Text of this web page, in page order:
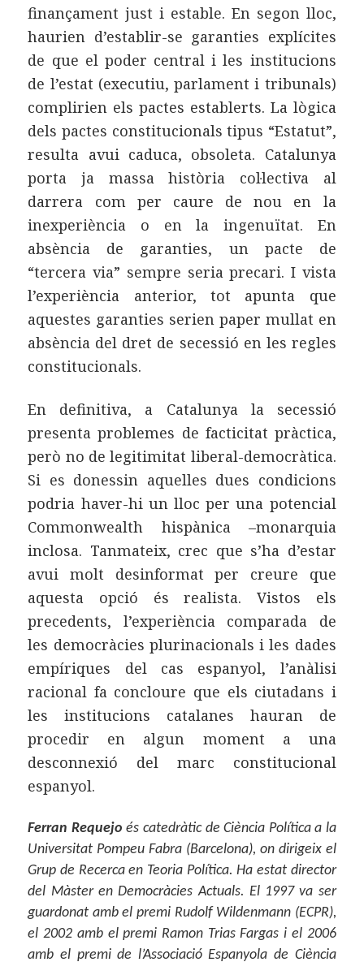
finançament just i estable. En segon lloc,
haurien d’establir-se garanties explícites
de que el poder central i les institucions
de l’estat (executiu, parlament i tribunals)
complirien els pactes establerts. La lògica
dels pactes constitucionals tipus “Estatut”,
resulta avui caduca, obsoleta. Catalunya
porta ja massa història col·lectiva al
darrera com per caure de nou en la
inexperiència o en la ingenuïtat. En
absència de garanties, un pacte de
“tercera via” sempre seria precari. I vista
l’experiència anterior, tot apunta que
aquestes garanties serien paper mullat en
absència del dret de secessió en les regles
constitucionals.
En definitiva, a Catalunya la secessió
presenta problemes de facticitat pràctica,
però no de legitimitat liberal-democràtica.
Si es donessin aquelles dues condicions
podria haver-hi un lloc per una potencial
Commonwealth hispànica –monarquia
inclosa. Tanmateix, crec que s’ha d’estar
avui molt desinformat per creure que
aquesta opció és realista. Vistos els
precedents, l’experiència comparada de
les democràcies plurinacionals i les dades
empíriques del cas espanyol, l’anàlisi
racional fa concloure que els ciutadans i
les institucions catalanes hauran de
procedir en algun moment a una
desconnexió del marc constitucional
espanyol.
Ferran Requejo és catedràtic de Ciència Política a la
Universitat Pompeu Fabra (Barcelona), on dirigeix el
Grup de Recerca en Teoria Política. Ha estat director
del Màster en Democràcies Actuals. El 1997 va ser
guardonat amb el premi Rudolf Wildenmann (ECPR),
el 2002 amb el premi Ramon Trias Fargas i el 2006
amb el premi de l’Associació Espanyola de Ciència